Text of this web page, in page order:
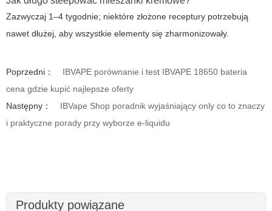
Zazwyczaj 1–4 tygodnie; niektóre złożone receptury potrzebują
nawet dłużej, aby wszystkie elementy się zharmonizowały.
Poprzedni：
IBVAPE porównanie i test IBVAPE 18650 bateria
cena gdzie kupić najlepsze oferty
Następny：
IBVape Shop poradnik wyjaśniający only co to znaczy
i praktyczne porady przy wyborze e-liquidu
Produkty powiązane